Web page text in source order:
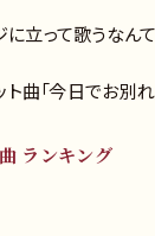
立って歌うなんて
ト曲「今日でお別
ランキング